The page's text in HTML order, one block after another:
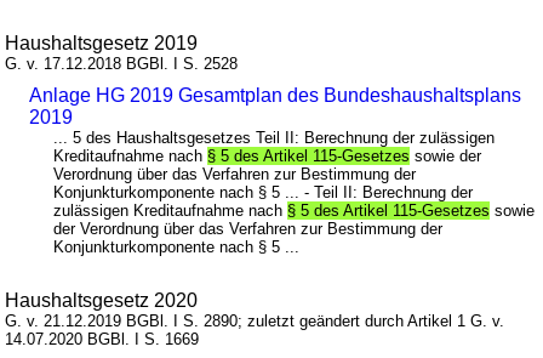
Haushaltsgesetz 2019
G. v. 17.12.2018 BGBl. I S. 2528
Anlage HG 2019 Gesamtplan des Bundeshaushaltsplans
2019
... 5 des Haushaltsgesetzes Teil II: Berechnung der zulässigen
Kreditaufnahme nach § 5 des Artikel 115-Gesetzes sowie der
Verordnung über das Verfahren zur Bestimmung der
Konjunkturkomponente nach § 5 ... - Teil II: Berechnung der
zulässigen Kreditaufnahme nach § 5 des Artikel 115-Gesetzes sowie
der Verordnung über das Verfahren zur Bestimmung der
Konjunkturkomponente nach § 5 ...
Haushaltsgesetz 2020
G. v. 21.12.2019 BGBl. I S. 2890; zuletzt geändert durch Artikel 1 G. v.
14.07.2020 BGBl. I S. 1669